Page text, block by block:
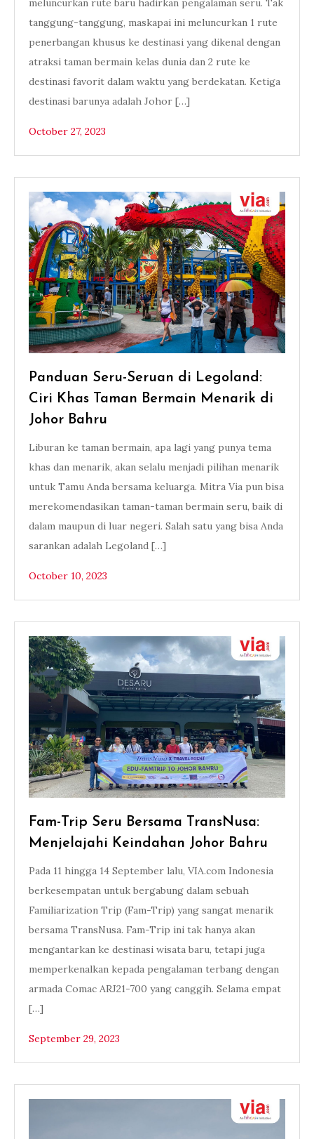
meluncurkan rute baru hadirkan pengalaman seru. Tak
tanggung-tanggung, maskapai ini meluncurkan 1 rute
penerbangan khusus ke destinasi yang dikenal dengan
atraksi taman bermain kelas dunia dan 2 rute ke
destinasi favorit dalam waktu yang berdekatan. Ketiga
destinasi barunya adalah Johor […]
October 27, 2023
Panduan Seru-Seruan di Legoland:
Ciri Khas Taman Bermain Menarik di
Johor Bahru
Liburan ke taman bermain, apa lagi yang punya tema
khas dan menarik, akan selalu menjadi pilihan menarik
untuk Tamu Anda bersama keluarga. Mitra Via pun bisa
merekomendasikan taman-taman bermain seru, baik di
dalam maupun di luar negeri. Salah satu yang bisa Anda
sarankan adalah Legoland […]
October 10, 2023
Fam-Trip Seru Bersama TransNusa:
Menjelajahi Keindahan Johor Bahru
Pada 11 hingga 14 September lalu, VIA.com Indonesia
berkesempatan untuk bergabung dalam sebuah
Familiarization Trip (Fam-Trip) yang sangat menarik
bersama TransNusa. Fam-Trip ini tak hanya akan
mengantarkan ke destinasi wisata baru, tetapi juga
memperkenalkan kepada pengalaman terbang dengan
armada Comac ARJ21-700 yang canggih. Selama empat
[…]
September 29, 2023